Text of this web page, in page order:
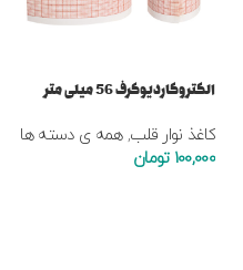
الکتروکاردیوگرف 56 میلی متر
کاغذ نوار قلب,همه ی دسته ها
100,000 تومان